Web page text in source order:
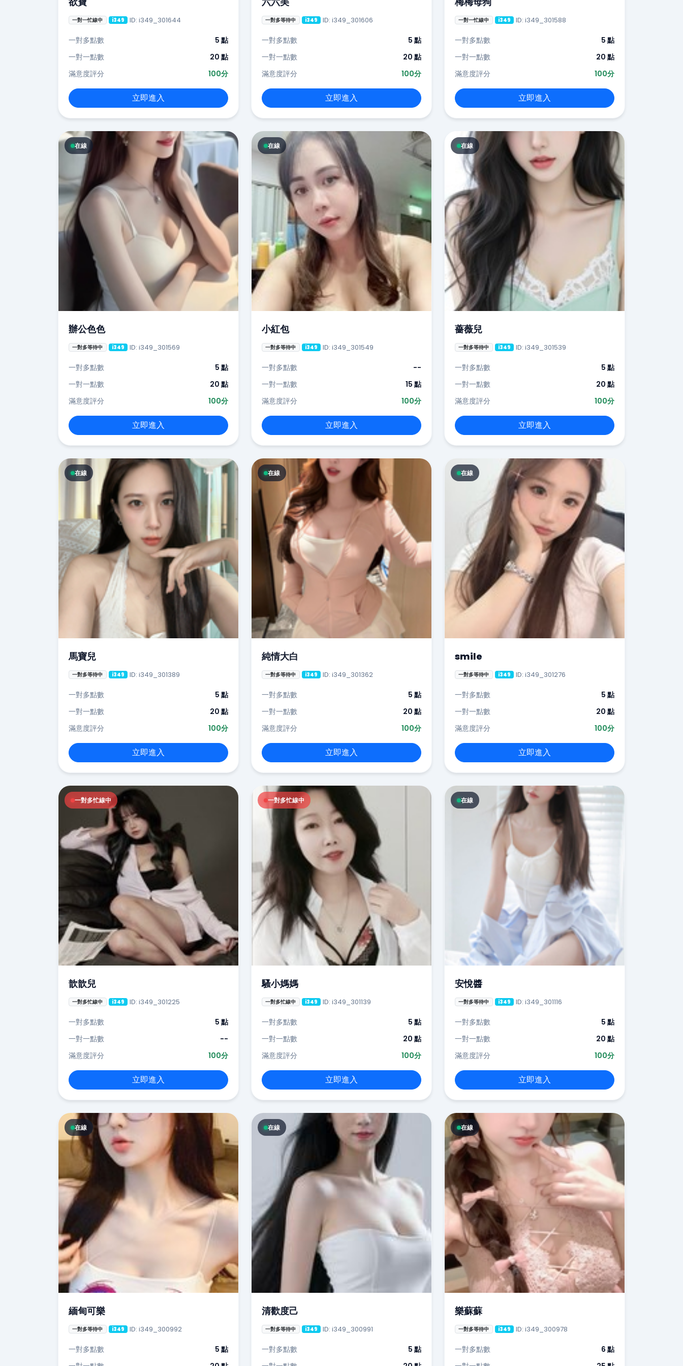
一對一忙線中 i349 ID: i349_301644
一對多點數
5 點
一對一點數
20 點
滿意度評分
100分
立即進入
一對多等待中 i349 ID: i349_301606
一對多點數
5 點
一對一點數
20 點
滿意度評分
100分
立即進入
一對一忙線中 i349 ID: i349_301588
一對多點數
5 點
一對一點數
20 點
滿意度評分
100分
立即進入
在線
辦公色色
一對多等待中 i349 ID: i349_301569
一對多點數
5 點
一對一點數
20 點
滿意度評分
100分
立即進入
在線
小紅包
一對多等待中 i349 ID: i349_301549
一對多點數
--
一對一點數
15 點
滿意度評分
100分
立即進入
在線
薔薇兒
一對多等待中 i349 ID: i349_301539
一對多點數
5 點
一對一點數
20 點
滿意度評分
100分
立即進入
在線
馬寶兒
一對多等待中 i349 ID: i349_301389
一對多點數
5 點
一對一點數
20 點
滿意度評分
100分
立即進入
在線
純情大白
一對多等待中 i349 ID: i349_301362
一對多點數
5 點
一對一點數
20 點
滿意度評分
100分
立即進入
在線
smile
一對多等待中 i349 ID: i349_301276
一對多點數
5 點
一對一點數
20 點
滿意度評分
100分
立即進入
一對多忙線中
歆歆兒
一對多忙線中 i349 ID: i349_301225
一對多點數
5 點
一對一點數
--
滿意度評分
100分
立即進入
一對多忙線中
騷小媽媽
一對多忙線中 i349 ID: i349_301139
一對多點數
5 點
一對一點數
20 點
滿意度評分
100分
立即進入
在線
安悅醬
一對多等待中 i349 ID: i349_301116
一對多點數
5 點
一對一點數
20 點
滿意度評分
100分
立即進入
在線
緬甸可樂
一對多等待中 i349 ID: i349_300992
一對多點數
5 點
在線
清歡度己
一對多等待中 i349 ID: i349_300991
一對多點數
5 點
在線
樂蘇蘇
一對多等待中 i349 ID: i349_300978
一對多點數
6 點